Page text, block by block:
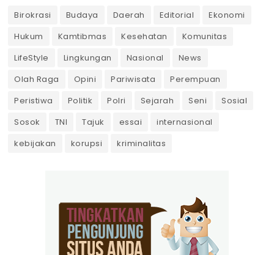
Birokrasi Budaya Daerah Editorial
Ekonomi
Hukum
Kamtibmas Kesehatan
Komunitas
LifeStyle
Lingkungan Nasional
News
Olah Raga
Opini Pariwisata
Perempuan
Peristiwa
Politik Polri Sejarah Seni
Sosial
Sosok
TNI Tajuk essai
internasional
kebijakan
korupsi kriminalitas